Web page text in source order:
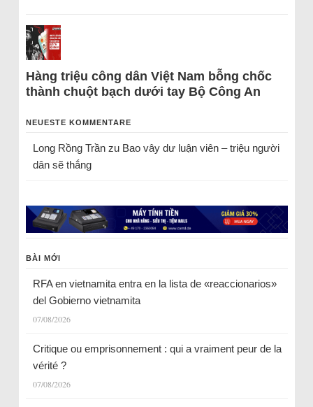
Hàng triệu công dân Việt Nam bỗng chốc
thành chuột bạch dưới tay Bộ Công An
NEUESTE KOMMENTARE
Long Rồng Trầnzu Bao vây dư luận viên – triệu người
dân sẽ thắng
BÀI MỚI
RFA en vietnamita entra en la lista de «reaccionarios»
del Gobierno vietnamita
07/08/2026
Critique ou emprisonnement : qui a vraiment peur de la
vérité ?
07/08/2026